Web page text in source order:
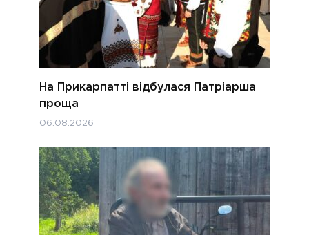
На Прикарпатті відбулася Патріарша
проща
06.08.2026